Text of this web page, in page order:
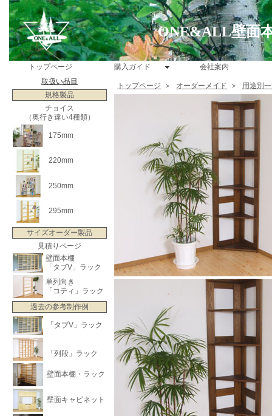
ONE&ALL壁面
トップページ 購入ガイド
会社案内
取扱い品目
規格製品
チョイス
（奥行き違い4種類）
175mm
220mm
250mm
295mm
サイズオーダー製品
見積りページ
壁面本棚
「タブV」ラック
単列向き
「コティ」ラック
過去の参考制作例
「タブV」ラック
「列段」ラック
壁面本棚・ラック
壁面キャビネット
トップページ ＞ オーダーメイド ＞ 用途別